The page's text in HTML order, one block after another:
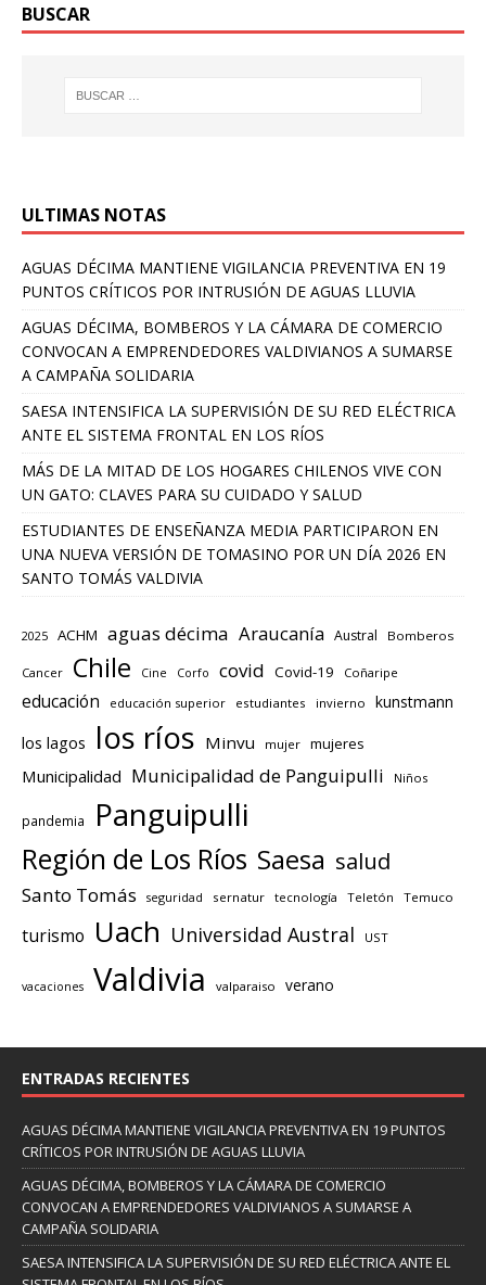
BUSCAR
ULTIMAS NOTAS
AGUAS DÉCIMA MANTIENE VIGILANCIA PREVENTIVA EN 19
PUNTOS CRÍTICOS POR INTRUSIÓN DE AGUAS LLUVIA
AGUAS DÉCIMA, BOMBEROS Y LA CÁMARA DE COMERCIO
CONVOCAN A EMPRENDEDORES VALDIVIANOS A SUMARSE
A CAMPAÑA SOLIDARIA
SAESA INTENSIFICA LA SUPERVISIÓN DE SU RED ELÉCTRICA
ANTE EL SISTEMA FRONTAL EN LOS RÍOS
MÁS DE LA MITAD DE LOS HOGARES CHILENOS VIVE CON
UN GATO: CLAVES PARA SU CUIDADO Y SALUD
ESTUDIANTES DE ENSEÑANZA MEDIA PARTICIPARON EN
UNA NUEVA VERSIÓN DE TOMASINO POR UN DÍA 2026 EN
SANTO TOMÁS VALDIVIA
2025 ACHM aguas décima Araucanía Austral Bomberos
Cancer Chile Cine Corfo covid Covid-19 Coñaripe
educación educación superior estudiantes invierno kunstmann
los lagos los ríos Minvu mujer mujeres
Municipalidad Municipalidad de Panguipulli Niños
pandemia Panguipulli
Región de Los Ríos Saesa salud
Santo Tomás seguridad sernatur tecnología Teletón Temuco
turismo Uach Universidad Austral UST
vacaciones Valdivia valparaiso verano
ENTRADAS RECIENTES
AGUAS DÉCIMA MANTIENE VIGILANCIA PREVENTIVA EN 19 PUNTOS
CRÍTICOS POR INTRUSIÓN DE AGUAS LLUVIA
AGUAS DÉCIMA, BOMBEROS Y LA CÁMARA DE COMERCIO
CONVOCAN A EMPRENDEDORES VALDIVIANOS A SUMARSE A
CAMPAÑA SOLIDARIA
SAESA INTENSIFICA LA SUPERVISIÓN DE SU RED ELÉCTRICA ANTE EL